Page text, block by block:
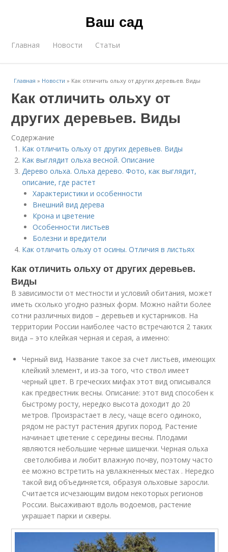
Ваш сад
Главная Новости Статьи
Главная » Новости » Как отличить ольху от других деревьев. Виды
Как отличить ольху от
других деревьев. Виды
Содержание
Как отличить ольху от других деревьев. Виды
Как выглядит ольха весной. Описание
Дерево ольха. Ольха дерево. Фото, как выглядит,
описание, где растет
Характеристики и особенности
Внешний вид дерева
Крона и цветение
Особенности листьев
Болезни и вредители
Как отличить ольху от осины. Отличия в листьях
Как отличить ольху от других деревьев.
Виды
В зависимости от местности и условий обитания, может
иметь сколько угодно разных форм. Можно найти более
сотни различных видов – деревьев и кустарников. На
территории России наиболее часто встречаются 2 таких
вида – это клейкая черная и серая, а именно:
Черный вид. Название такое за счет листьев, имеющих
клейкий элемент, и из-за того, что ствол имеет
черный цвет. В греческих мифах этот вид описывался
как предвестник весны. Описание: этот вид способен к
быстрому росту, нередко высота доходит до 20
метров. Произрастает в лесу, чаще всего одиноко,
рядом не растут растения других пород. Растение
начинает цветение с середины весны. Плодами
являются небольшие черные шишечки. Черная ольха
светолюбива и любит влажную почву, поэтому часто
ее можно встретить на увлажненных местах . Нередко
такой вид объединяется, образуя ольховые заросли.
Считается исчезающим видом некоторых регионов
России. Высаживают вдоль водоемов, растение
украшает парки и скверы.